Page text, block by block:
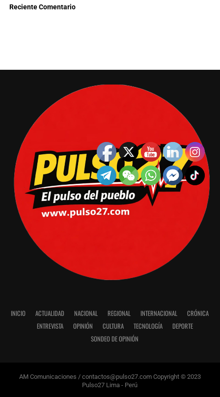
Reciente Comentario
INICIO ACTUALIDAD NACIONAL REGIONAL INTERNACIONAL
CRÓNICA
ENTREVISTA
OPINIÓN CULTURA TECNOLOGÍA
DEPORTE
SONDEO DE OPINIÓN
AM Comunicaciones / contactos@pulso27.com Copyright © 2023
Pulso27 Lima - Perú